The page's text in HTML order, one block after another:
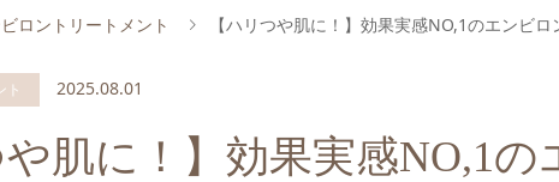
ロントリートメント 【ハリつや肌に！】効果実感NO,1のエンビ
ト 2025.08.01
や肌に！】効果実感NO,1の